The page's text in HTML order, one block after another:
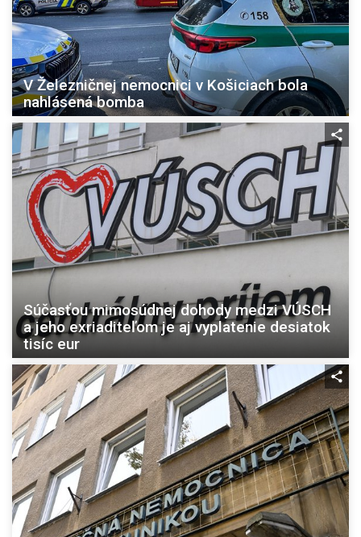
V Železničnej nemocnici v Košiciach bola
nahlásená bomba
Súčasťou mimosúdnej dohody medzi VÚSCH
a jeho exriaditeľom je aj vyplatenie desiatok
tisíc eur